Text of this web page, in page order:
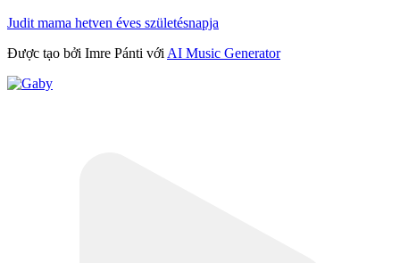
Judit mama hetven éves születésnapja
Được tạo bởi Imre Pánti với AI Music Generator